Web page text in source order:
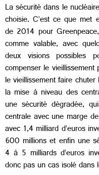
La sécurité dans le
choisie. C’est ce que
de 2014 pour
comme valable, avec
deux visions possibles
compenser le
le vieillissement faire
la mise à niveau des
une sécurité dégradée,
centrale avec une marge
avec 1,4 milliard d’euros
600 millions et enfin une
4 à 5 milliards d’euros
donc pas un cas isolé